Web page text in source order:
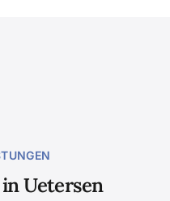
Uetersen